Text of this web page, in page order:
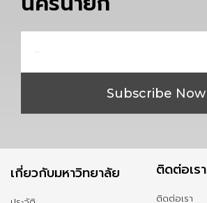
Subscribe Now
เกี่ยวกับมหาวิทยาลัย ติดต่อเรา
ติดต่อเรา